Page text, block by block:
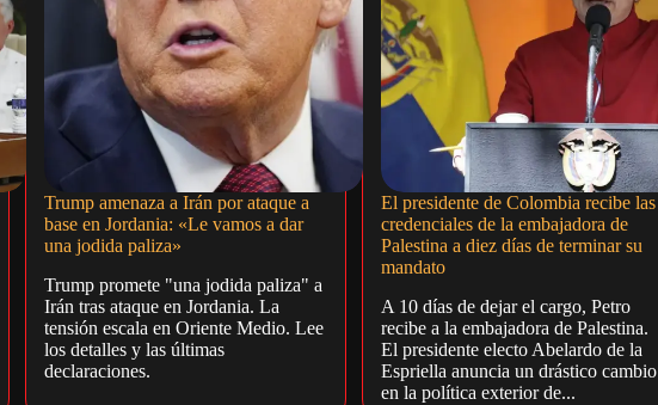
Trump amenaza a Irán por ataque a
base en Jordania: «Le vamos a dar
una jodida paliza»
Trump promete "una jodida paliza" a
Irán tras ataque en Jordania. La
tensión escala en Oriente Medio. Lee
los detalles y las últimas
declaraciones.
El presidente de Colombia recibe las
credenciales de la embajadora de
Palestina a diez días de terminar su
mandato
A 10 días de dejar el cargo, Petro
recibe a la embajadora de Palestina.
El presidente electo Abelardo de la
Espriella anuncia un drástico cambio
en la política exterior de...